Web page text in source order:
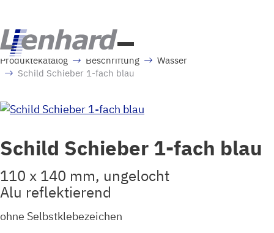
Produktekatalog Beschriftung
Wasser
Schild Schieber 1-fach blau
Schild Schieber 1-fach blau
110 x 140 mm, ungelocht
Alu reflektierend
ohne Selbstklebezeichen